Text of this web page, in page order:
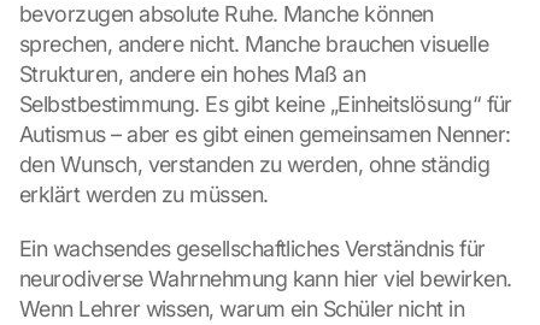
bevorzugen absolute Ruhe. Manche können
sprechen, andere nicht. Manche brauchen visuelle
Strukturen, andere ein hohes Maß an
Selbstbestimmung. Es gibt keine „Einheitslösung“ für
Autismus – aber es gibt einen gemeinsamen Nenner:
den Wunsch, verstanden zu werden, ohne ständig
erklärt werden zu müssen.
Ein wachsendes gesellschaftliches Verständnis für
neurodiverse Wahrnehmung kann hier viel bewirken.
Wenn Lehrer wissen, warum ein Schüler nicht in
o
n
t
h
p
r
t
e
c